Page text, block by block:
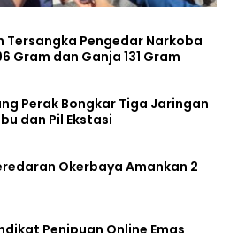
Tersangka Pengedar Narkoba
Gram dan Ganja 131 Gram
Perak Bongkar Tiga Jaringan
dan Pil Ekstasi
Okerbaya Amankan 2